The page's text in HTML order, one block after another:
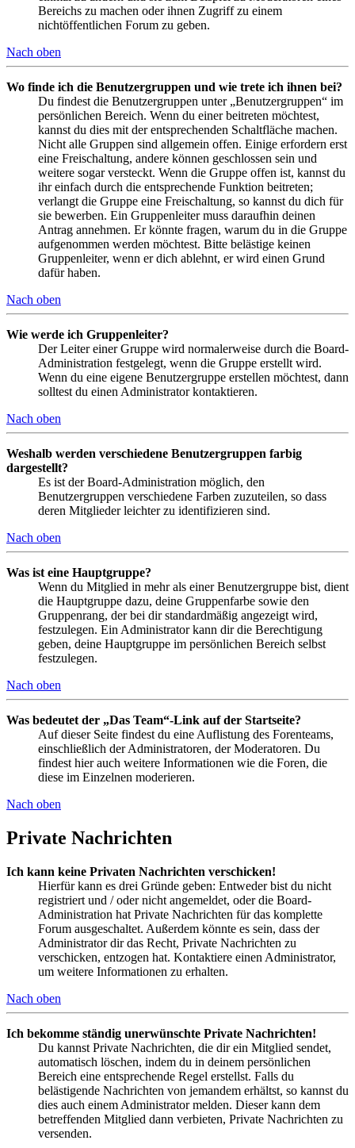
Bereichs zu machen oder ihnen Zugriff zu einem
nichtöffentlichen Forum zu geben.
Nach oben
Wo finde ich die Benutzergruppen und wie trete ich ihnen bei?
Du findest die Benutzergruppen unter „Benutzergruppen“ im
persönlichen Bereich. Wenn du einer beitreten möchtest,
kannst du dies mit der entsprechenden Schaltfläche machen.
Nicht alle Gruppen sind allgemein offen. Einige erfordern erst
eine Freischaltung, andere können geschlossen sein und
weitere sogar versteckt. Wenn die Gruppe offen ist, kannst du
ihr einfach durch die entsprechende Funktion beitreten;
verlangt die Gruppe eine Freischaltung, so kannst du dich für
sie bewerben. Ein Gruppenleiter muss daraufhin deinen
Antrag annehmen. Er könnte fragen, warum du in die Gruppe
aufgenommen werden möchtest. Bitte belästige keinen
Gruppenleiter, wenn er dich ablehnt, er wird einen Grund
dafür haben.
Nach oben
Wie werde ich Gruppenleiter?
Der Leiter einer Gruppe wird normalerweise durch die Board-
Administration festgelegt, wenn die Gruppe erstellt wird.
Wenn du eine eigene Benutzergruppe erstellen möchtest, dann
solltest du einen Administrator kontaktieren.
Nach oben
Weshalb werden verschiedene Benutzergruppen farbig
dargestellt?
Es ist der Board-Administration möglich, den
Benutzergruppen verschiedene Farben zuzuteilen, so dass
deren Mitglieder leichter zu identifizieren sind.
Nach oben
Was ist eine Hauptgruppe?
Wenn du Mitglied in mehr als einer Benutzergruppe bist, dient
die Hauptgruppe dazu, deine Gruppenfarbe sowie den
Gruppenrang, der bei dir standardmäßig angezeigt wird,
festzulegen. Ein Administrator kann dir die Berechtigung
geben, deine Hauptgruppe im persönlichen Bereich selbst
festzulegen.
Nach oben
Was bedeutet der „Das Team“-Link auf der Startseite?
Auf dieser Seite findest du eine Auflistung des Forenteams,
einschließlich der Administratoren, der Moderatoren. Du
findest hier auch weitere Informationen wie die Foren, die
diese im Einzelnen moderieren.
Nach oben
Private Nachrichten
Ich kann keine Privaten Nachrichten verschicken!
Hierfür kann es drei Gründe geben: Entweder bist du nicht
registriert und / oder nicht angemeldet, oder die Board-
Administration hat Private Nachrichten für das komplette
Forum ausgeschaltet. Außerdem könnte es sein, dass der
Administrator dir das Recht, Private Nachrichten zu
verschicken, entzogen hat. Kontaktiere einen Administrator,
um weitere Informationen zu erhalten.
Nach oben
Ich bekomme ständig unerwünschte Private Nachrichten!
Du kannst Private Nachrichten, die dir ein Mitglied sendet,
automatisch löschen, indem du in deinem persönlichen
Bereich eine entsprechende Regel erstellst. Falls du
belästigende Nachrichten von jemandem erhältst, so kannst du
dies auch einem Administrator melden. Dieser kann dem
betreffenden Mitglied dann verbieten, Private Nachrichten zu
versenden.